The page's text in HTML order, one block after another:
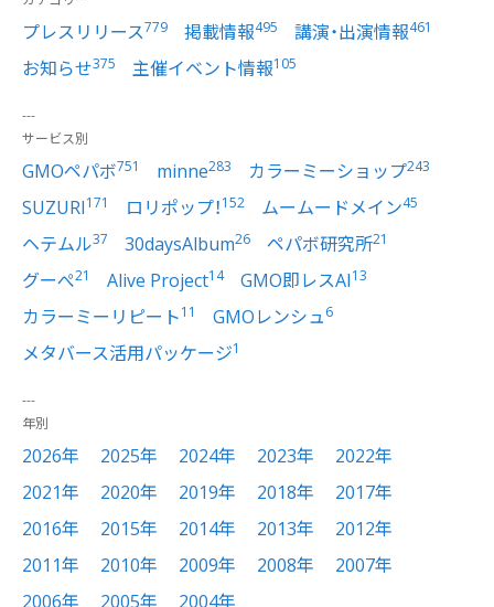
プレスリリース779 掲載情報495 講演・出演情報461
お知らせ375 主催イベント情報105
サービス別
GMOペパボ751 minne283 カラーミーショップ243
SUZURI171 ロリポップ！152 ムームードメイン45
ヘテムル37 30daysAlbum26 ペパボ研究所21
グーぺ21 Alive Project14 GMO即レスAI13
カラーミーリピート11 GMOレンシュ6
メタバース活用パッケージ1
年別
2026年 2025年 2024年 2023年
2022年
2021年
2020年 2019年 2018年
2017年
2016年
2015年 2014年 2013年
2012年
2011年
2010年 2009年 2008年
2007年
2006年
2005年 2004年